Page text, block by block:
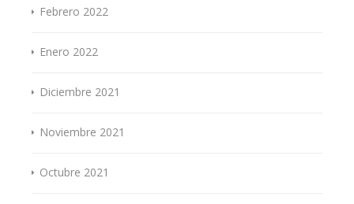
Febrero 2022
Enero 2022
Diciembre 2021
Noviembre 2021
Octubre 2021